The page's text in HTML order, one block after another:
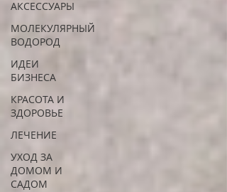
АКСЕССУАРЫ
МОЛЕКУЛЯРНЫЙ
ВОДОРОД
ИДЕИ
БИЗНЕСА
КРАСОТА И
ЗДОРОВЬЕ
ЛЕЧЕНИЕ
УХОД ЗА
ДОМОМ И
САДОМ